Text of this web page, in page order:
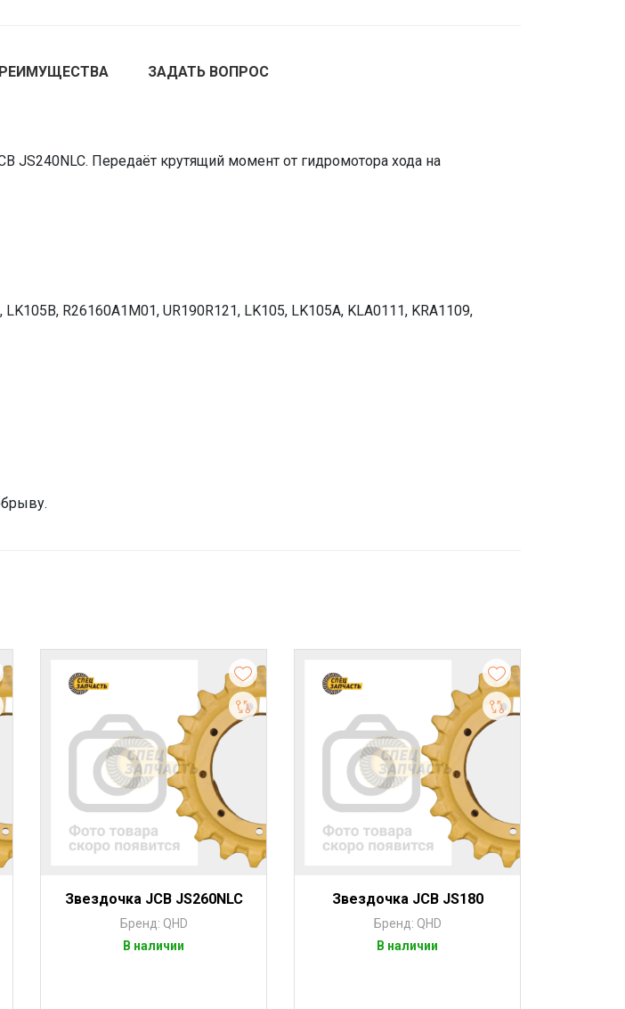
ЗАДАТЬ ВОПРОС
JS240NLC. Передаёт крутящий момент от гидромотора хода на
R26160A1M01, UR190R121, LK105, LK105A, KLA0111, KRA1109,
Звездочка JCB JS260NLC
Бренд: QHD
В наличии
Звездочка JCB JS180
Бренд: QHD
В наличии